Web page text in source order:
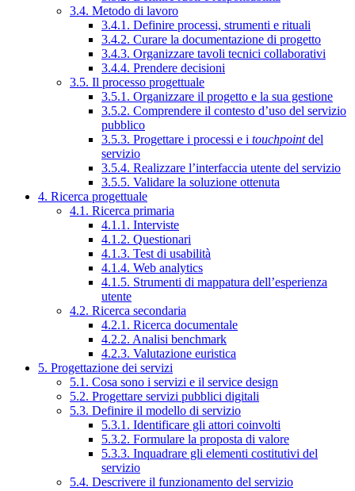
3.4. Metodo di lavoro
3.4.1. Definire processi, strumenti e rituali
3.4.2. Curare la documentazione di progetto
3.4.3. Organizzare tavoli tecnici collaborativi
3.4.4. Prendere decisioni
3.5. Il processo progettuale
3.5.1. Organizzare il progetto e la sua gestione
3.5.2. Comprendere il contesto d’uso del servizio
pubblico
3.5.3. Progettare i processi e i touchpointdel
servizio
3.5.4. Realizzare l’interfaccia utente del servizio
3.5.5. Validare la soluzione ottenuta
4. Ricerca progettuale
4.1. Ricerca primaria
4.1.1. Interviste
4.1.2. Questionari
4.1.3. Test di usabilità
4.1.4. Web analytics
4.1.5. Strumenti di mappatura dell’esperienza
utente
4.2. Ricerca secondaria
4.2.1. Ricerca documentale
4.2.2. Analisi benchmark
4.2.3. Valutazione euristica
5. Progettazione dei servizi
5.1. Cosa sono i servizi e il service design
5.2. Progettare servizi pubblici digitali
5.3. Definire il modello di servizio
5.3.1. Identificare gli attori coinvolti
5.3.2. Formulare la proposta di valore
5.3.3. Inquadrare gli elementi costitutivi del
servizio
5.4. Descrivere il funzionamento del servizio